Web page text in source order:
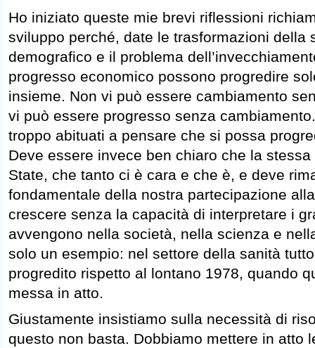
Ho iniziato queste mie brevi riflessioni
sviluppo perché, date le trasformazioni della
demografico e il problema
progresso economico possono progredire
insieme. Non vi può essere cambiamento
vi può essere progresso senza
troppo abituati a pensare che si possa
Deve essere invece ben chiaro che la
State, che tanto ci è cara e che è, e deve
fondamentale della nostra partecipazione
crescere senza la capacità di interpretare i
avvengono nella società, nella scienza e
solo un esempio: nel settore della sanità
progredito rispetto al lontano 1978, quando
messa in atto.
Giustamente insistiamo sulla necessità di
questo non basta. Dobbiamo mettere in atto